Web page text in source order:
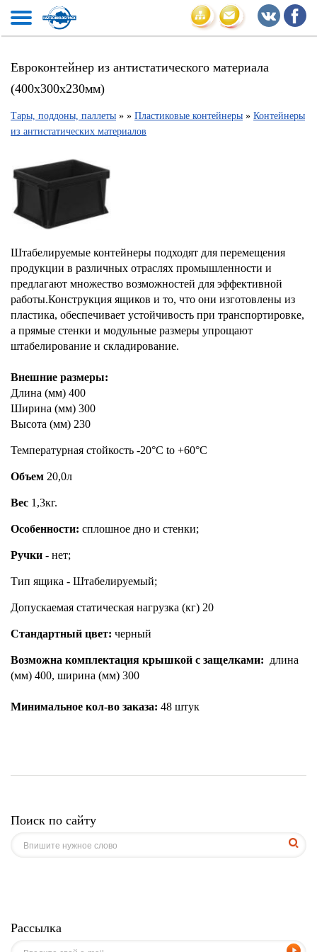
Евроконтейнер из антистатического материала
(400х300х230мм)
Тары, поддоны, паллеты » » Пластиковые контейнеры » Контейнеры
из антистатических материалов
Штабелируемые контейнеры подходят для перемещения
продукции в различных отраслях промышленности и
предлагают множество возможностей для эффективной
работы.Конструкция ящиков и то, что они изготовлены из
пластика, обеспечивает устойчивость при транспортировке,
а прямые стенки и модульные размеры упрощают
штабелирование и складирование.
Внешние размеры:
Длина (мм) 400
Ширина (мм) 300
Высота (мм) 230
Температурная стойкость -20°C to +60°C
Объем 20,0л
Вес 1,3кг.
Особенности: сплошное дно и стенки;
Ручки - нет;
Тип ящика - Штабелируемый;
Допускаемая статическая нагрузка (кг) 20
Стандартный цвет: черный
Возможна комплектация крышкой с защелками: длина
(мм) 400, ширина (мм) 300
Минимальное кол-во заказа: 48 штук
Поиск по сайту
Рассылка